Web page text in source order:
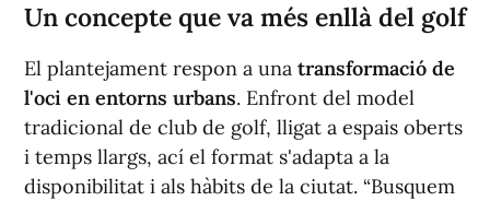
Un concepte que va més enllà del golf
El plantejament respon a una transformació de
l'oci en entorns urbans. Enfront del model
tradicional de club de golf, lligat a espais oberts
i temps llargs, ací el format s'adapta a la
disponibilitat i als hàbits de la ciutat. “Busquem